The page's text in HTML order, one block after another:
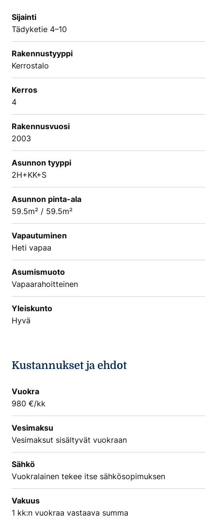
Sijainti
Tädyketie 4–10
Rakennustyyppi
Kerrostalo
Kerros
4
Rakennusvuosi
2003
Asunnon tyyppi
2H+KK+S
Asunnon pinta-ala
59.5m² / 59.5m²
Vapautuminen
Heti vapaa
Asumismuoto
Vapaarahoitteinen
Yleiskunto
Hyvä
Kustannukset ja ehdot
Vuokra
980 €/kk
Vesimaksu
Vesimaksut sisältyvät vuokraan
Sähkö
Vuokralainen tekee itse sähkösopimuksen
Vakuus
1 kk:n vuokraa vastaava summa